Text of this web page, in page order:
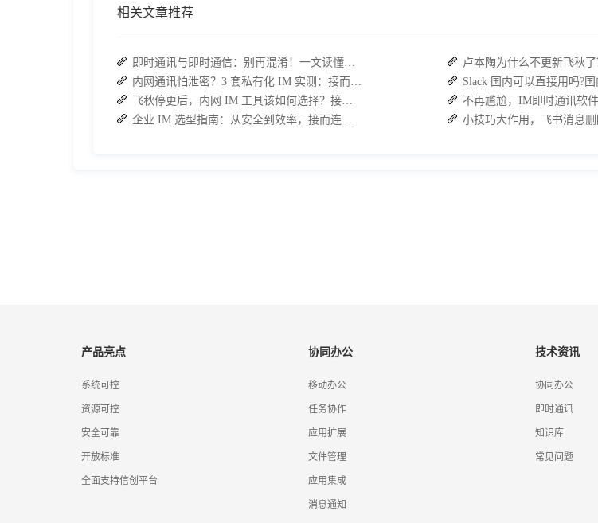
相关文章推荐
即时通讯与即时通信：别再混淆！一文读懂差异，接而连适配企业协作需求
内网通讯怕泄密？3 套私有化 IM 实测：接而连如何筑牢安全防线并提效
飞秋停更后，内网 IM 工具该如何选择？接而连成企业新宠
企业 IM 选型指南：从安全到效率，接而连如何成为中大型企业首选
产品亮点
系统可控
资源可控
安全可靠
开放标准
全面支持信创平台
协同办公
移动办公
任务协作
应用扩展
文件管理
应用集成
消息通知
技术资讯
协同办公
即时通讯
知识库
常见问题